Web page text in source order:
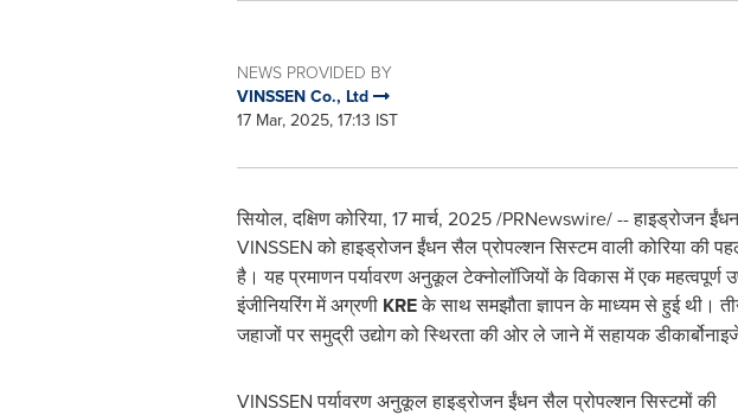
NEWS PROVIDED BY
VINSSEN Co., Ltd
17 Mar, 2025, 17:13 IST
सियोल, दक्षिण कोरिया, 17 मार्च, 2025/PRNewswire/ -- हाइड्रोजन ईंधन
VINSSEN को हाइड्रोजन ईंधन सैल प्रोपल्शन सिस्टम वाली कोरिया की
है। यह प्रमाणन पर्यावरण अनुकूल टेक्नोलॉजियों के विकास में एक
इंजीनियरिंग में अग्रणी KREके साथ समझौता ज्ञापन के माध्यम से हुई थी।
जहाजों पर समुद्री उद्योग को स्थिरता की ओर ले जाने में सहायक
VINSSEN पर्यावरण अनुकूल हाइड्रोजन ईंधन सैल प्रोपल्शन सिस्टमों की